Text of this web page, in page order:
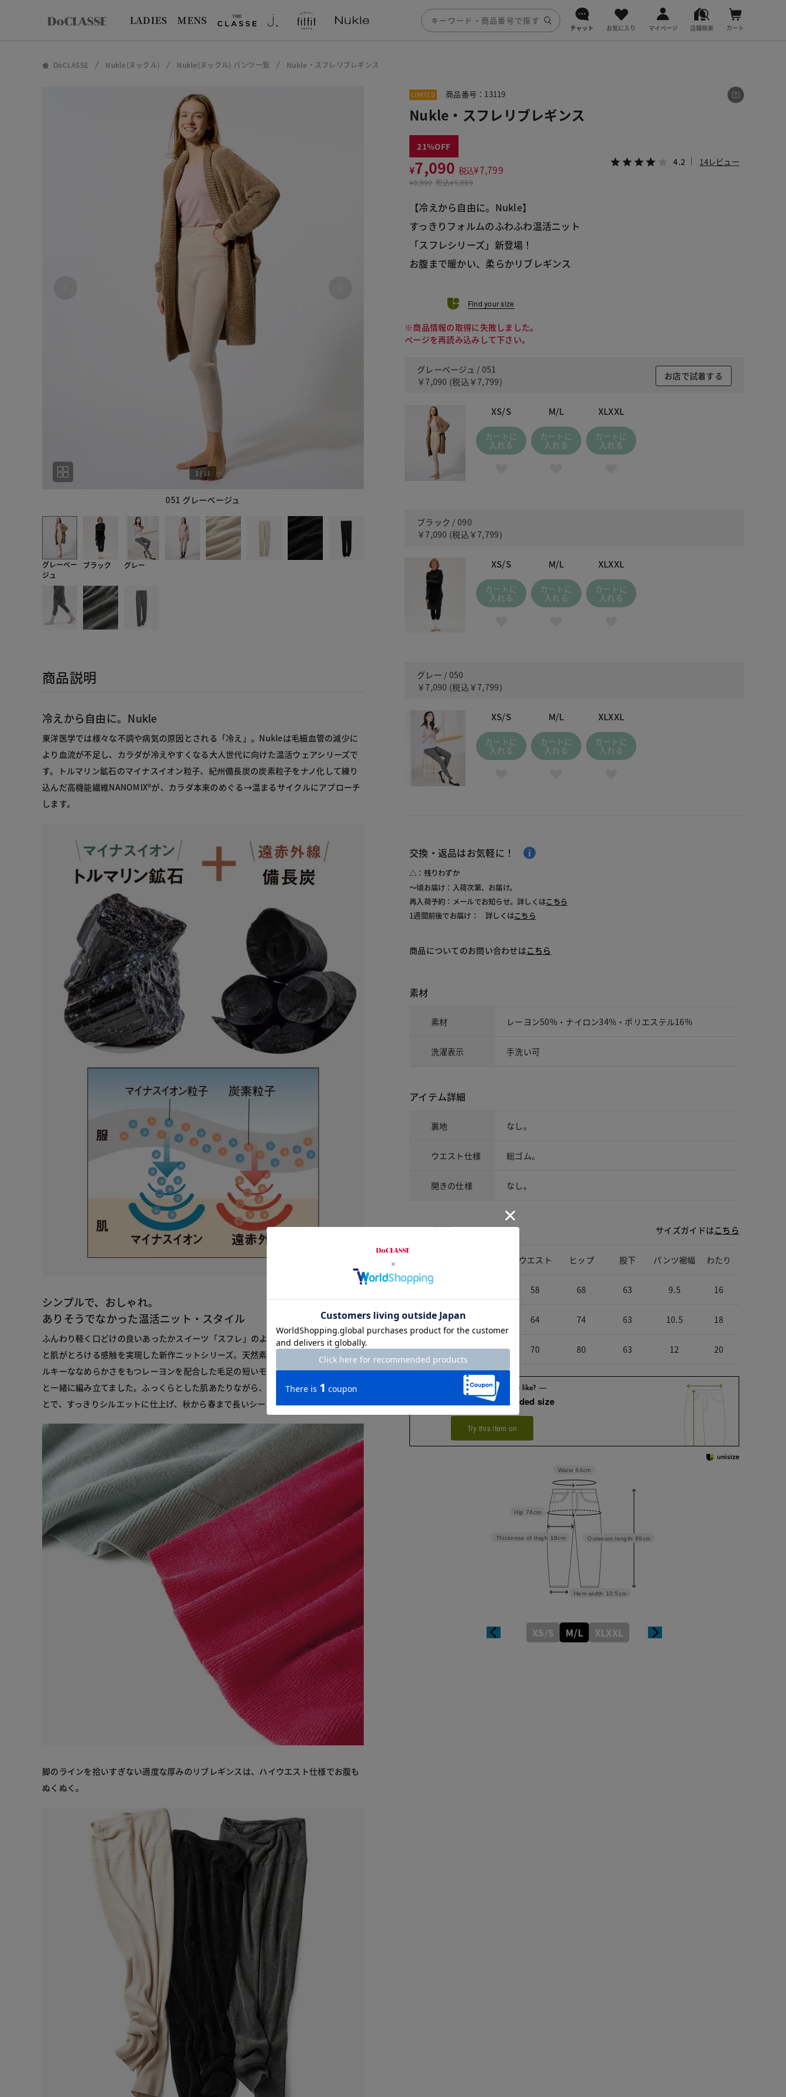
LADIES MENS
チャット お気に入り マイページ 店舗検索 カート
DoCLASSE Nukle(ヌックル) Nukle(ヌックル) パンツ一覧 Nukle・スフレリブレギンス
051 グレーベージュ
1 |11
グレーベー
ジュ
ブラック グレー
商品説明
冷えから自由に。Nukle
東洋医学では様々な不調や病気の原因とされる「冷え」。Nukleは毛細血管の減少に
より血流が不足し、カラダが冷えやすくなる大人世代に向けた温活ウェアシリーズで
す。トルマリン鉱石のマイナスイオン粒子、紀州備長炭の炭素粒子をナノ化して練り
込んだ高機能繊維NANOMIX®が、カラダ本来のめぐる→温まるサイクルにアプローチ
します。
シンプルで、おしゃれ。
ありそうでなかった温活ニット・スタイル
ふんわり軽く口どけの良いあったかスイーツ「スフレ」のような、エアリーな着心地
と肌がとろける感触を実現した新作ニットシリーズ。天然素材の再生繊維であり、シ
ルキーななめらかさをもつレーヨンを配合した毛足の短いモール糸を、ナノミックス®
と一緒に編み立てました。ふっくらとした肌あたりながら、ボリューム感を抑えるこ
とで、すっきりシルエットに仕上げ、秋から春まで長いシーズン活躍します。
脚のラインを拾いすぎない適度な厚みのリブレギンスは、ハイウエスト仕様でお腹も
ぬくぬく。
LIMITED 商品番号：13119
Nukle・スフレリブレギンス
21
¥7,090 税込¥7,799
¥8,990 税込¥9,889
4.2 14レビュー
【冷えから自由に。Nukle】
すっきりフォルムのふわふわ温活ニット
「スフレシリーズ」新登場！
お腹まで暖かい、柔らかリブレギンス
Find your size
※商品情報の取得に失敗しました。
ページを再読み込みして下さい。
グレーベージュ / 051
￥7,090 (税込 ￥7,799)
お店で試着する
XS/S
カートに
入れる
M/L
カートに
入れる
XLXXL
カートに
入れる
ブラック / 090
￥7,090 (税込 ￥7,799)
XS/S
カートに
入れる
M/L
カートに
入れる
XLXXL
カートに
入れる
グレー / 050
￥7,090 (税込 ￥7,799)
XS/S
カートに
入れる
M/L
カートに
入れる
XLXXL
カートに
入れる
交換・返品はお気軽に！
△：残りわずか
～頃お届け：入荷次第、お届け。
再入荷予約：メールでお知らせ。詳しくはこちら
1週間前後でお届け： 詳しくはこちら
商品についてのお問い合わせはこちら
素材
素材 レーヨン50%・ナイロン34%・ポリエステル16%
洗濯表示 手洗い可
アイテム詳細
裏地 なし。
ウエスト仕様 総ゴム。
開きの仕様 なし。
サイズ詳細 サイズガイドはこちら
ウエスト ヒップ 股下 パンツ裾幅 わたり
58 68 63 9.5 16
M/L 64 74 63 10.5 18
XLXXL 100 70 80 63 12 20
Check the recommended size
Try this item on
Outseam length 99cm
Hem width 10.5cm
Thickness of thigh 18cm
Hip 74cm
Waist 64cm
XS/S M/L XLXXL